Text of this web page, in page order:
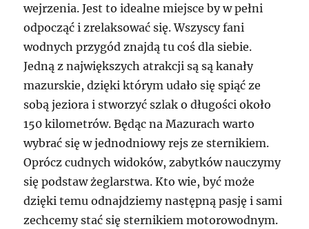
wejrzenia. Jest to idealne miejsce by w pełni
odpocząć i zrelaksować się. Wszyscy fani
wodnych przygód znajdą tu coś dla siebie.
Jedną z największych atrakcji są są kanały
mazurskie, dzięki którym udało się spiąć ze
sobą jeziora i stworzyć szlak o długości około
150 kilometrów. Będąc na Mazurach warto
wybrać się w jednodniowy rejs ze sternikiem.
Oprócz cudnych widoków, zabytków nauczymy
się podstaw żeglarstwa. Kto wie, być może
dzięki temu odnajdziemy następną pasję i sami
zechcemy stać się sternikiem motorowodnym.